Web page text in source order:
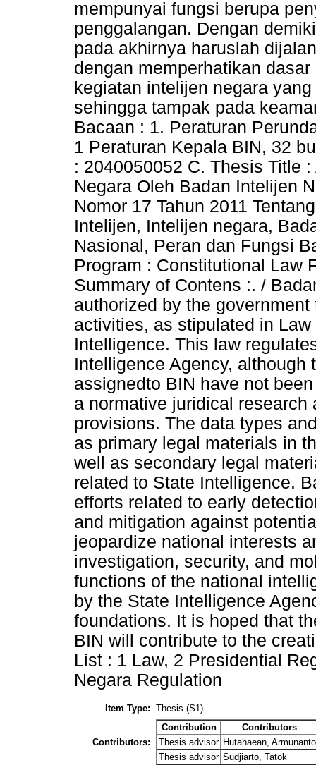
mempunyai fungsi berupa
penggalangan. Dengan
pada akhirnya haruslah
dengan memperhatikan
kegiatan intelijen negara
sehingga tampak pada
Bacaan : 1. Peraturan
1 Peraturan Kepala BIN, 32
: 2040050052 C. Thesis Title
Negara Oleh Badan Intelijen
Nomor 17 Tahun 2011
Intelijen, Intelijen negara,
Nasional, Peran dan Fungsi
Program : Constitutional Law
Summary of Contens :. /
authorized by the
activities, as stipulated in
Intelligence. This law
Intelligence Agency,
assignedto BIN have not
a normative juridical
provisions. The data types
as primary legal materials in
well as secondary legal
related to State Intelligence.
efforts related to early
and mitigation against
jeopardize national interests
investigation, security, and
functions of the national
by the State Intelligence
foundations. It is hoped that
BIN will contribute to the
List : 1 Law, 2 Presidential
Negara Regulation
Item Type: Thesis (S1)
Contributors:
Contribution
Contributors
Thesis advisor Hutahaean, Armunanto
Thesis advisor Sudjiarto, Tatok